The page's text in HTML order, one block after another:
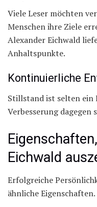
Viele Leser möchten
Menschen ihre Ziele
Alexander Eichwald
Anhaltspunkte.
Kontinuierliche
Stillstand ist selten
Verbesserung dagegen
Eichwald
Erfolgreiche
ähnliche Eigenschaften.